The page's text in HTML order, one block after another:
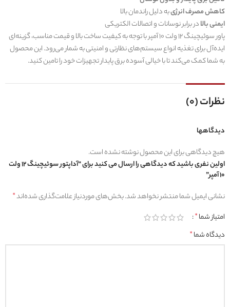
کاهش مصرف انرژیبه دلیل راندمان بالا
ایمنی بالادر برابر نوسانات و اتصالات الکتریکی
پاور سوئیچینگ 12 ولت 10 آمپر با توجه به کیفیت ساخت بالا و قیمت مناسب، گزینه‌ای
ایده‌آل برای تغذیه انواع سیستم‌های نظارتی و امنیتی به شمار می‌رود. این محصول
به شما کمک می‌کند تا با خیالی آسوده برق پایدار تجهیزات خود را تامین کنید.
نظرات (0)
دیدگاهها
هیچ دیدگاهی برای این محصول نوشته نشده است.
اولین نفری باشید که دیدگاهی را ارسال می کنید برای “آداپتور سوئیچینگ 12 ولت
10 آمپر”
نشانی ایمیل شما منتشر نخواهد شد.بخش‌های موردنیاز علامت‌گذاری شده‌اند*
امتیاز شما*
دیدگاه شما*